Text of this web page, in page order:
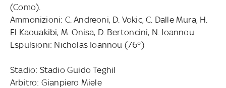
(Como).
Ammonizioni: C. Andreoni, D. Vokic, C. Dalle Mura, H.
El Kaouakibi, M. Onisa, D. Bertoncini, N. Ioannou
Espulsioni: Nicholas Ioannou (76°)
Stadio: Stadio Guido Teghil
Arbitro: Gianpiero Miele